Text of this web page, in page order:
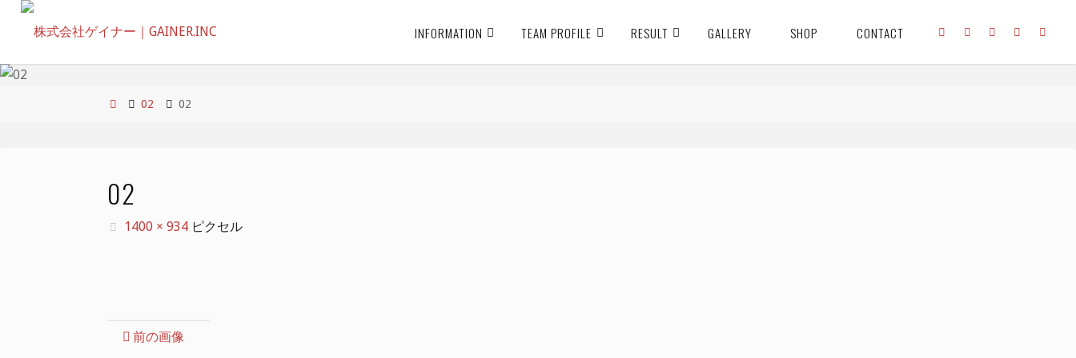
ン
INFORMATION TEAM PROFILE RESULT GALLERY SHOP CONTACT
ホ
02 02
02
フ
1400 × 934 ピクセル
前の画像